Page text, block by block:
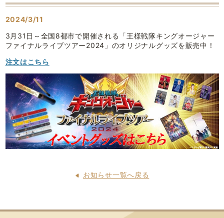
2024/3/11
3月31日～全国8都市で開催される「王様戦隊キングオージャー
ファイナルライブツアー2024」のオリジナルグッズを販売中！
注文はこちら
お知らせ一覧へ戻る